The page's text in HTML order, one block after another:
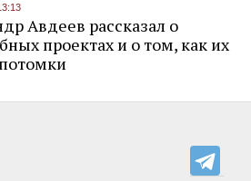
Авдеев рассказал о
проектах и о том, как их